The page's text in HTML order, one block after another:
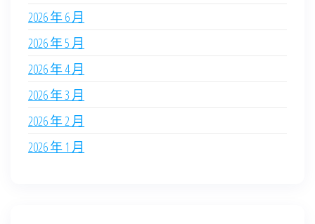
2026 年 6 月
2026 年 5 月
2026 年 4 月
2026 年 3 月
2026 年 2 月
2026 年 1 月